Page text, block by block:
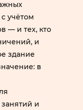
учётом
— и тех, кто
и
здание
в
и